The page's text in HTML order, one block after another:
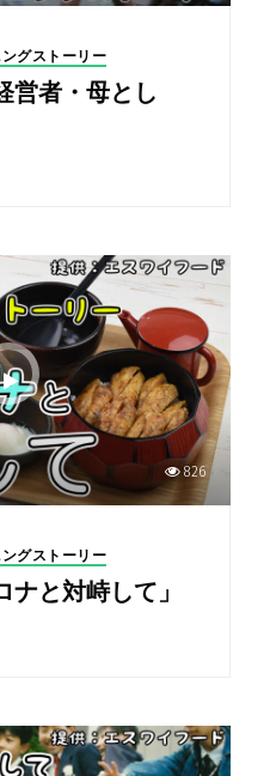
グストーリー
営者・母とし
826
グストーリー
と対峙して」